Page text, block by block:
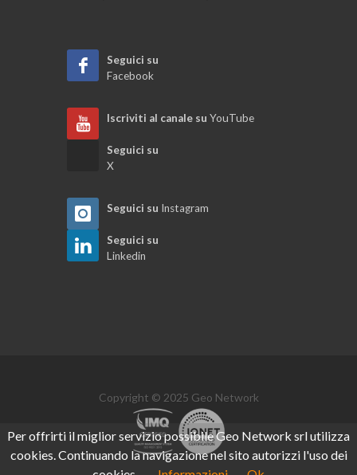
Seguici su
Facebook
Iscriviti al canale su YouTube
Seguici su
X
Seguici su Instagram
Seguici su
Linkedin
Copyright © 2025 Geo Network
Per offrirti il miglior servizio possibile Geo Network srl utilizza
cookies. Continuando la navigazione nel sito autorizzi l'uso dei